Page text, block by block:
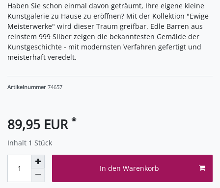
Haben Sie schon einmal davon geträumt, Ihre eigene kleine
Kunstgalerie zu Hause zu eröffnen? Mit der Kollektion "Ewige
Meisterwerke" wird dieser Traum greifbar. Edle Barren aus
reinstem 999 Silber zeigen die bekanntesten Gemälde der
Kunstgeschichte - mit modernsten Verfahren gefertigt und
meisterhaft veredelt.
Artikelnummer 74657
89,95 EUR *
Inhalt 1 Stück
In den Warenkorb